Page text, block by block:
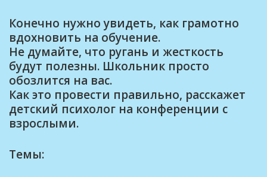
Конечно нужно увидеть, как грамотно
вдохновить на обучение.
Не думайте, что ругань и жесткость
будут полезны. Школьник просто
обозлится на вас.
Как это провести правильно, расскажет
детский психолог на конференции с
взрослыми.
Темы: